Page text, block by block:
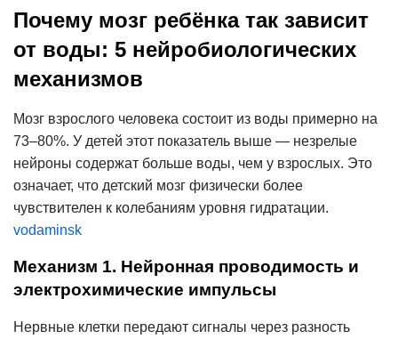
Почему мозг ребёнка так зависит
от воды: 5 нейробиологических
механизмов
Мозг взрослого человека состоит из воды примерно на
73–80%. У детей этот показатель выше — незрелые
нейроны содержат больше воды, чем у взрослых. Это
означает, что детский мозг физически более
чувствителен к колебаниям уровня гидратации.
vodaminsk
Механизм 1. Нейронная проводимость и
электрохимические импульсы
Нервные клетки передают сигналы через разность